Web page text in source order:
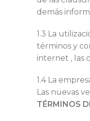
demás
1.3 La
términos y
internet , las
1.4 La
Las nuevas
TÉRMINOS